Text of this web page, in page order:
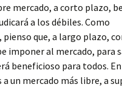
mercado, a corto plazo,
a los débiles. Como
que, a largo plazo,
imponer al mercado, para
beneficioso para todos.
a un mercado más libre, a